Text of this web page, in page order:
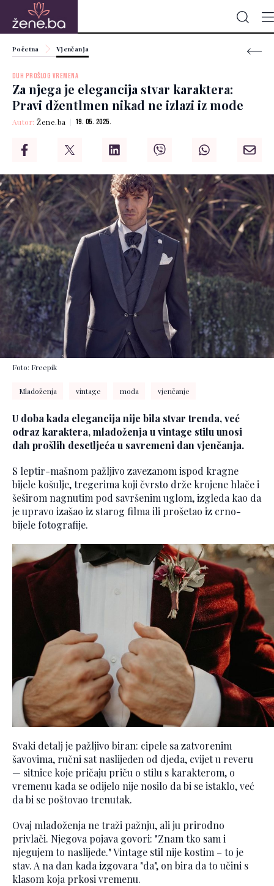
Početna Vjenčanja
DUH PROŠLOG VREMENA
Za njega je elegancija stvar karaktera:
Pravi džentlmen nikad ne izlazi iz mode
Autor:Žene.ba 19. 05. 2025.
Foto: Freepik
Mladoženja vintage moda vjenčanje
U doba kada elegancija nije bila stvar trenda, već
odraz karaktera, mladoženja u vintage stilu unosi
dah prošlih desetljeća u savremeni dan vjenčanja.
S leptir-mašnom pažljivo zavezanom ispod kragne
bijele košulje, tregerima koji čvrsto drže krojene hlače i
šeširom nagnutim pod savršenim uglom, izgleda kao da
je upravo izašao iz starog filma ili prošetaо iz crno-
bijele fotografije.
Svaki detalj je pažljivo biran: cipele sa zatvorenim
šavovima, ručni sat naslijeđen od djeda, cvijet u reveru
— sitnice koje pričaju priču o stilu s karakterom, o
vremenu kada se odijelo nije nosilo da bi se istaklo, već
da bi se poštovao trenutak.
Ovaj mladoženja ne traži pažnju, ali ju prirodno
privlači. Njegova pojava govori: "Znam tko sam i
njegujem to naslijeđe." Vintage stil nije kostim – to je
stav. A na dan kada izgovara "da", on bira da to učini s
klasom koja prkosi vremenu.